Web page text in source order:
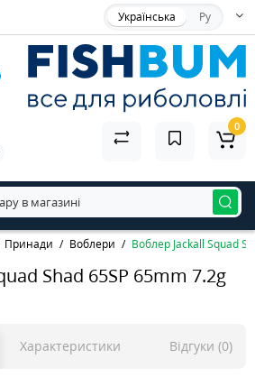
Українська Ру
0
Принади Воблери Воблер Jackall Squad
Shad 65SP 65mm 7.2g
Характеристики Відгуки (0)